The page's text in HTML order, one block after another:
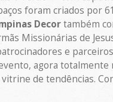
foram criados por
Decortambém
Missionárias de
e
agora totalmente
de tendências.